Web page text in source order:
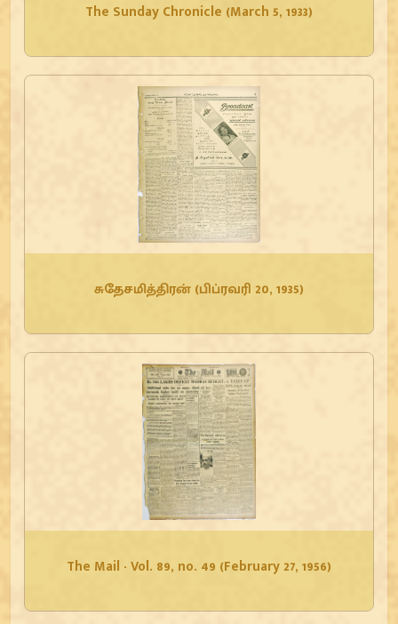
The Sunday Chronicle (March 5, 1933)
சுதேசமித்திரன் (பிப்ரவரி 20, 1935)
The Mail - Vol. 89, no. 49 (February 27, 1956)